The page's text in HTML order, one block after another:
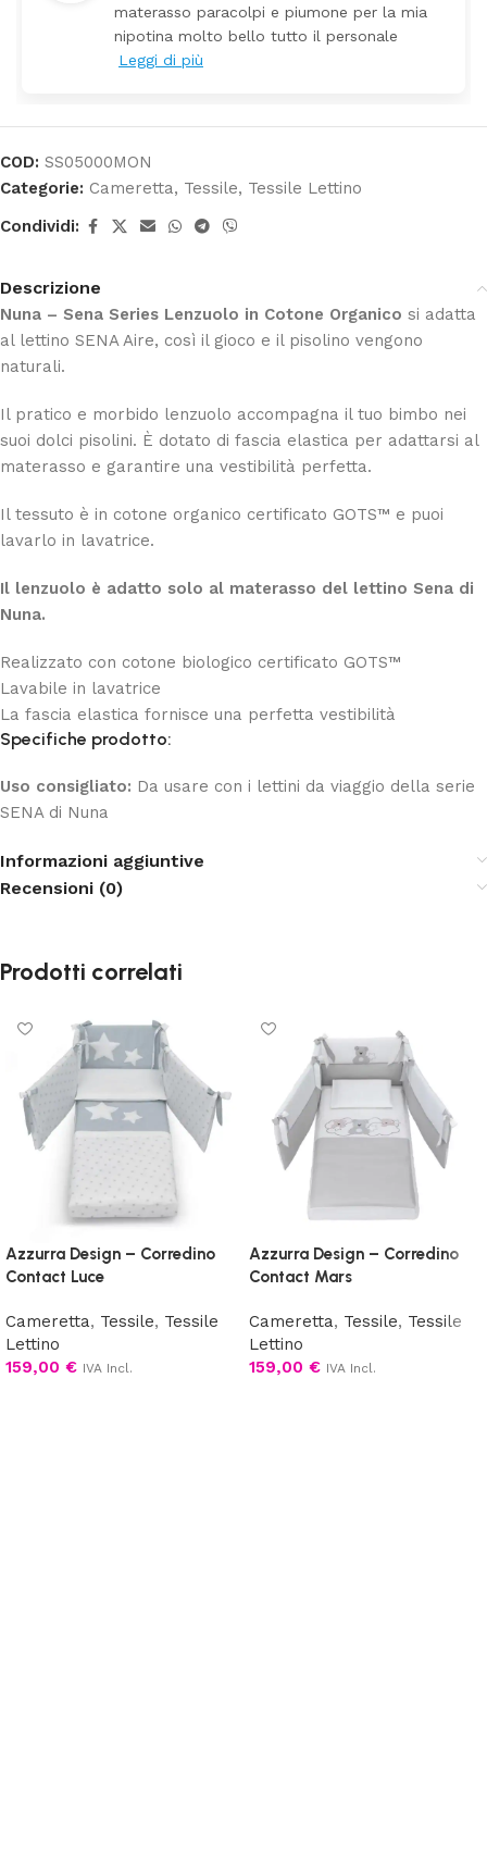
materasso paracolpi e piumone per la mia
nipotina molto bello tutto il personale
Leggi di più
COD: SS05000MON
Categorie: Cameretta, Tessile, Tessile Lettino
Condividi:
Descrizione
Nuna – Sena Series Lenzuolo in Cotone Organico si adatta
al lettino SENA Aire, così il gioco e il pisolino vengono
naturali.
Il pratico e morbido lenzuolo accompagna il tuo bimbo nei
suoi dolci pisolini. È dotato di fascia elastica per adattarsi al
materasso e garantire una vestibilità perfetta.
Il tessuto è in cotone organico certificato GOTS™ e puoi
lavarlo in lavatrice.
Il lenzuolo è adatto solo al materasso del lettino Sena di
Nuna.
Realizzato con cotone biologico certificato GOTS™
Lavabile in lavatrice
La fascia elastica fornisce una perfetta vestibilità
Specifiche prodotto:
Uso consigliato: Da usare con i lettini da viaggio della serie
SENA di Nuna
Informazioni aggiuntive
Recensioni (0)
Prodotti correlati
Azzurra Design – Corredino
Contact Luce
Cameretta, Tessile, Tessile
Lettino
159,00 € IVA Incl.
Azzurra Design – Corredino
Contact Mars
Cameretta, Tessile, Tessile
Lettino
159,00 € IVA Incl.